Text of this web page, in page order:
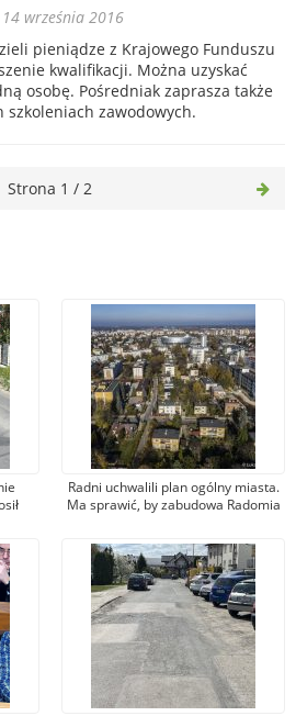
14 września 2016
pieniądze z Krajowego Funduszu
kwalifikacji. Można uzyskać
osobę. Pośredniak zaprasza także
szkoleniach zawodowych.
Strona 1 / 2
Radni uchwalili plan ogólny miasta.
Ma sprawić, by zabudowa Radomia
uporządkowana